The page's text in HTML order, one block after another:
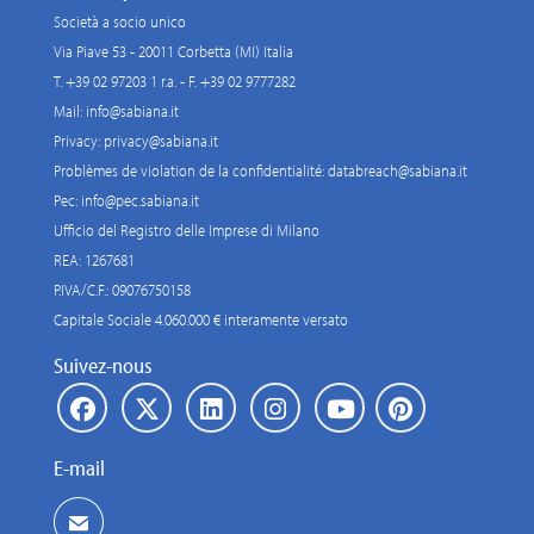
Società a socio unico
Via Piave 53 - 20011 Corbetta (MI) Italia
T. +39 02 97203 1 r.a. - F. +39 02 9777282
Mail: info@sabiana.it
Privacy: privacy@sabiana.it
Problèmes de violation de la confidentialité:databreach@sabiana.it
Pec: info@pec.sabiana.it
Ufficio del Registro delle Imprese di Milano
REA: 1267681
P.IVA/C.F.: 09076750158
Capitale Sociale 4.060.000 € interamente versato
Suivez-nous
E-mail